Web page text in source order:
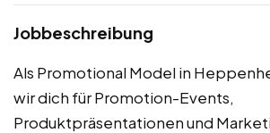
Jobbeschreibung
Als Promotional Model in
wir dich für Promotion-Events,
Produktpräsentationen und